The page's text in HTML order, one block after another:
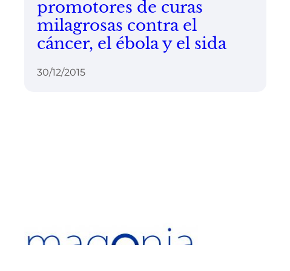
promotores de curas
milagrosas contra el
cáncer, el ébola y el sida
30/12/2015